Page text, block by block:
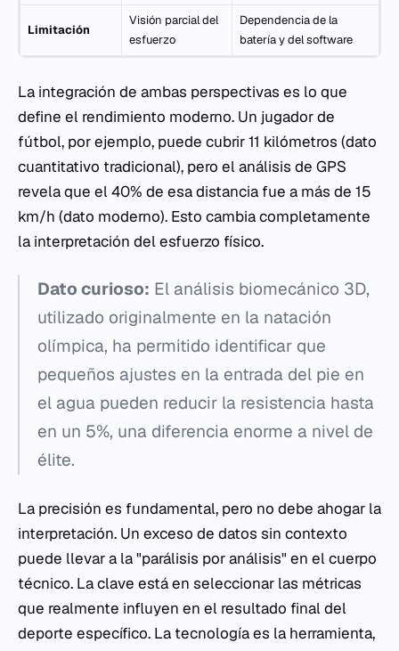
Limitación
Visión parcial del
esfuerzo
Dependencia de la
batería y del software
La integración de ambas perspectivas es lo que
define el rendimiento moderno. Un jugador de
fútbol, por ejemplo, puede cubrir 11 kilómetros (dato
cuantitativo tradicional), pero el análisis de GPS
revela que el 40% de esa distancia fue a más de 15
km/h (dato moderno). Esto cambia completamente
la interpretación del esfuerzo físico.
Dato curioso: El análisis biomecánico 3D,
utilizado originalmente en la natación
olímpica, ha permitido identificar que
pequeños ajustes en la entrada del pie en
el agua pueden reducir la resistencia hasta
en un 5%, una diferencia enorme a nivel de
élite.
La precisión es fundamental, pero no debe ahogar la
interpretación. Un exceso de datos sin contexto
puede llevar a la "parálisis por análisis" en el cuerpo
técnico. La clave está en seleccionar las métricas
que realmente influyen en el resultado final del
deporte específico. La tecnología es la herramienta,